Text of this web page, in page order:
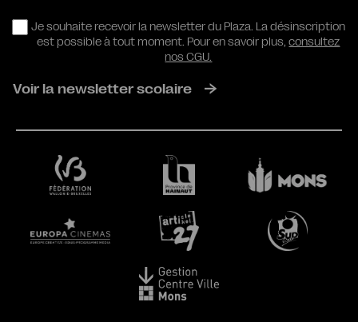
RGPD
Je souhaite recevoir la newsletter du Plaza. La désinscription
est possible à tout moment. Pour en savoir plus,consultez
nos CGU.
Voir la newsletter scolaire